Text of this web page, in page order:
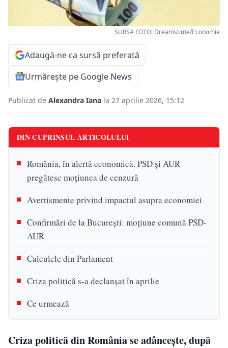
SURSA FOTO: Dreamstime/Economie
Adaugă-ne ca sursă preferată
Urmărește pe Google News
Publicat de Alexandra Iana la 27 aprilie 2026, 15:12
DIN CUPRINSUL ARTICOLULUI
România, în alertă economică. PSD și AUR
pregătesc moțiunea de cenzură
Avertismente privind impactul asupra economiei
Confirmări de la București: moțiune comună PSD-
AUR
Calculele din Parlament
Criza politică s-a declanșat în aprilie
Ce urmează
Criza politică din România se adâncește, după